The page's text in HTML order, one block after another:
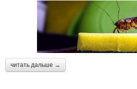
читать дальше →